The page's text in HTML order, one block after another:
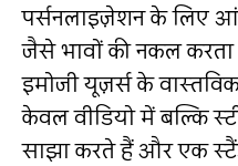
पर्सनलाइज़ेशन के लिए
जैसे भावों की नकल
इमोजी यूज़र्स के
केवल वीडियो में बल्कि
साझा करते हैं और एक